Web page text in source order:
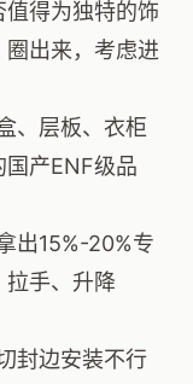
得为独特的饰
出来，考虑进
、层板、衣柜
产ENF级品
出15%-20%专
拉手、升降
封边安装不行